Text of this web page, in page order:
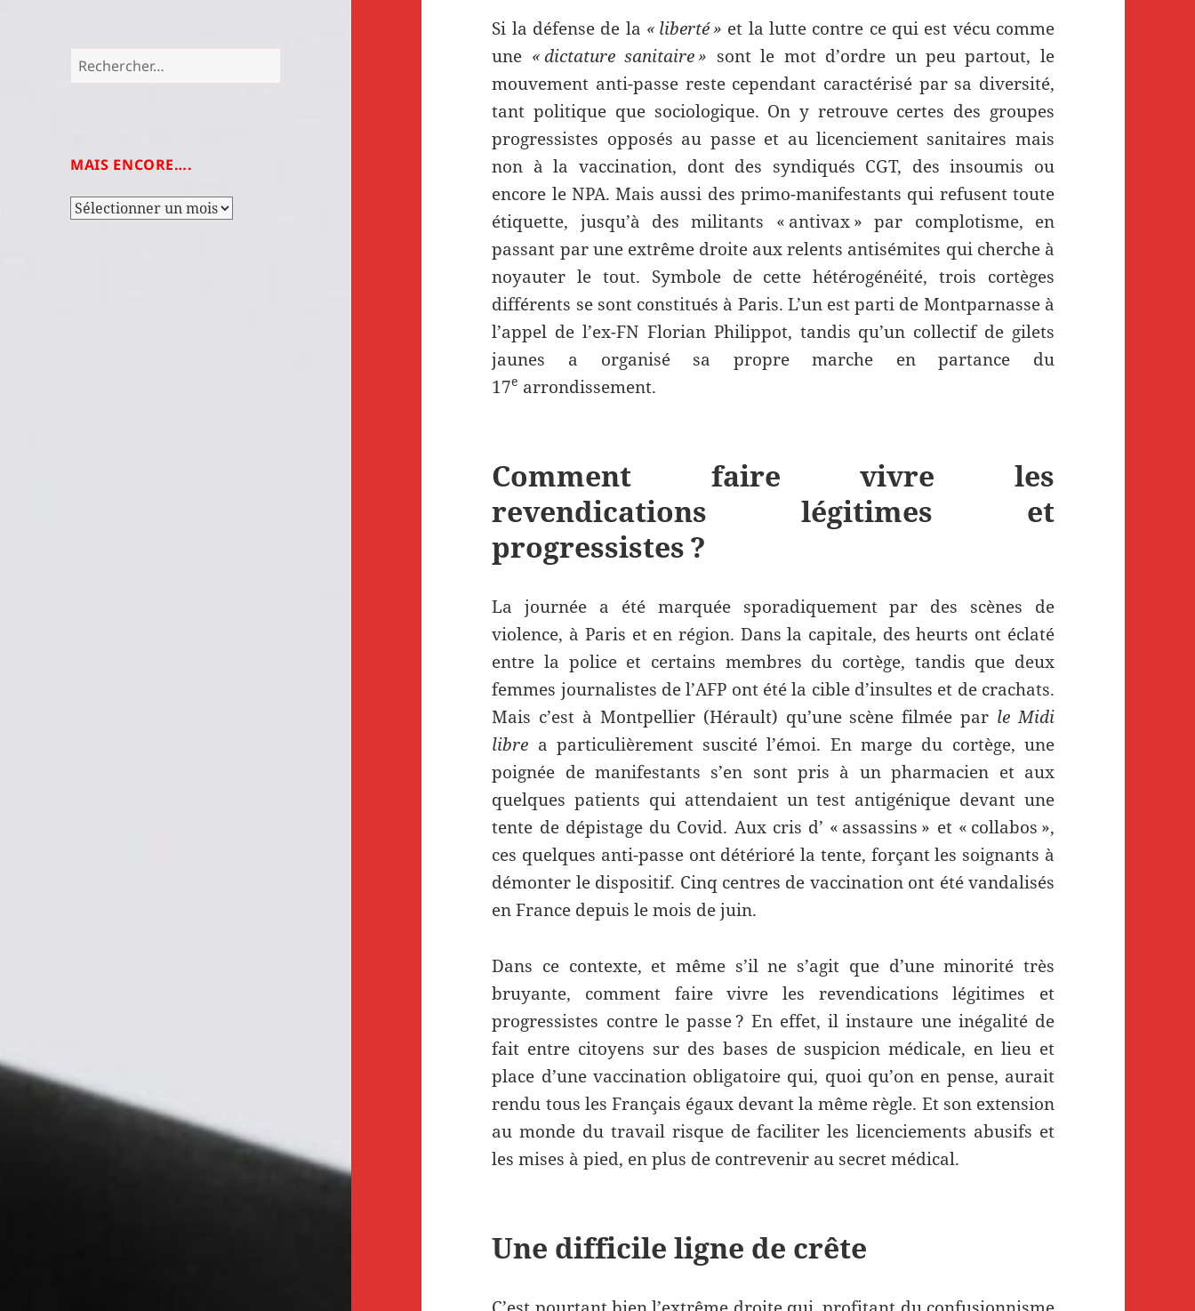
Rechercher :
MAIS ENCORE….
Mais
Si la défense de la « liberté » et la lutte contre ce qui est vécu comme
une « dictature sanitaire » sont le mot d’ordre un peu partout, le
mouvement anti-passe reste cependant caractérisé par sa diversité,
tant politique que sociologique. On y retrouve certes des groupes
progressistes opposés au passe et au licenciement sanitaires mais
non à la vaccination, dont des syndiqués CGT, des insoumis ou
encore le NPA. Mais aussi des primo-manifestants qui refusent toute
étiquette, jusqu’à des militants « antivax » par complotisme, en
passant par une extrême droite aux relents antisémites qui cherche à
noyauter le tout. Symbole de cette hétérogénéité, trois cortèges
différents se sont constitués à Paris. L’un est parti de Montparnasse à
l’appel de l’ex-FN Florian Philippot, tandis qu’un collectif de gilets
jaunes a organisé sa propre marche en partance du
17e arrondissement.
Comment faire vivre les
revendications légitimes et
progressistes ?
La journée a été marquée sporadiquement par des scènes de
violence, à Paris et en région. Dans la capitale, des heurts ont éclaté
entre la police et certains membres du cortège, tandis que deux
femmes journalistes de l’AFP ont été la cible d’insultes et de crachats.
Mais c’est à Montpellier (Hérault) qu’une scène filmée par le Midi
libre a particulièrement suscité l’émoi. En marge du cortège, une
poignée de manifestants s’en sont pris à un pharmacien et aux
quelques patients qui attendaient un test antigénique devant une
tente de dépistage du Covid. Aux cris d’ « assassins » et « collabos »,
ces quelques anti-passe ont détérioré la tente, forçant les soignants à
démonter le dispositif. Cinq centres de vaccination ont été vandalisés
en France depuis le mois de juin.
Dans ce contexte, et même s’il ne s’agit que d’une minorité très
bruyante, comment faire vivre les revendications légitimes et
progressistes contre le passe ? En effet, il instaure une inégalité de
fait entre citoyens sur des bases de suspicion médicale, en lieu et
place d’une vaccination obligatoire qui, quoi qu’on en pense, aurait
rendu tous les Français égaux devant la même règle. Et son extension
au monde du travail risque de faciliter les licenciements abusifs et
les mises à pied, en plus de contrevenir au secret médical.
Une difficile ligne de crête